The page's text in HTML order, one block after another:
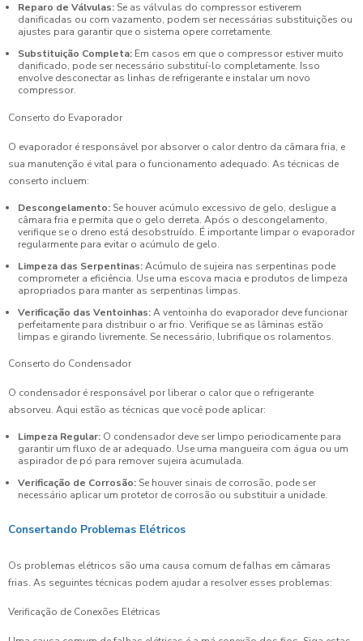
Reparo de Válvulas: Se as válvulas do compressor estiverem
danificadas ou com vazamento, podem ser necessárias substituições ou
ajustes para garantir que o sistema opere corretamente.
Substituição Completa: Em casos em que o compressor estiver muito
danificado, pode ser necessário substituí-lo completamente. Isso
envolve desconectar as linhas de refrigerante e instalar um novo
compressor.
Conserto do Evaporador
O evaporador é responsável por absorver o calor dentro da câmara fria, e
sua manutenção é vital para o funcionamento adequado. As técnicas de
conserto incluem:
Descongelamento: Se houver acúmulo excessivo de gelo, desligue a
câmara fria e permita que o gelo derreta. Após o descongelamento,
verifique se o dreno está desobstruído. É importante limpar o evaporador
regularmente para evitar o acúmulo de gelo.
Limpeza das Serpentinas:Acúmulo de sujeira nas serpentinas pode
comprometer a eficiência. Use uma escova macia e produtos de limpeza
apropriados para manter as serpentinas limpas.
Verificação das Ventoinhas:A ventoinha do evaporador deve funcionar
perfeitamente para distribuir o ar frio. Verifique se as lâminas estão
limpas e girando livremente. Se necessário, lubrifique os rolamentos.
Conserto do Condensador
O condensador é responsável por liberar o calor que o refrigerante
absorveu. Aqui estão as técnicas que você pode aplicar:
Limpeza Regular: O condensador deve ser limpo periodicamente para
garantir um fluxo de ar adequado. Use uma mangueira com água ou um
aspirador de pó para remover sujeira acumulada.
Verificação de Corrosão: Se houver sinais de corrosão, pode ser
necessário aplicar um protetor de corrosão ou substituir a unidade.
Consertando Problemas Elétricos
Os problemas elétricos são uma causa comum de falhas em câmaras
frias. As seguintes técnicas podem ajudar a resolver esses problemas:
Verificação de Conexões Elétricas